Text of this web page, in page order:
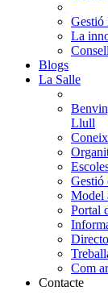
Gestió
La
Blogs
La Salle
Llull
Gestió
Model
Portal
Com
Contacte